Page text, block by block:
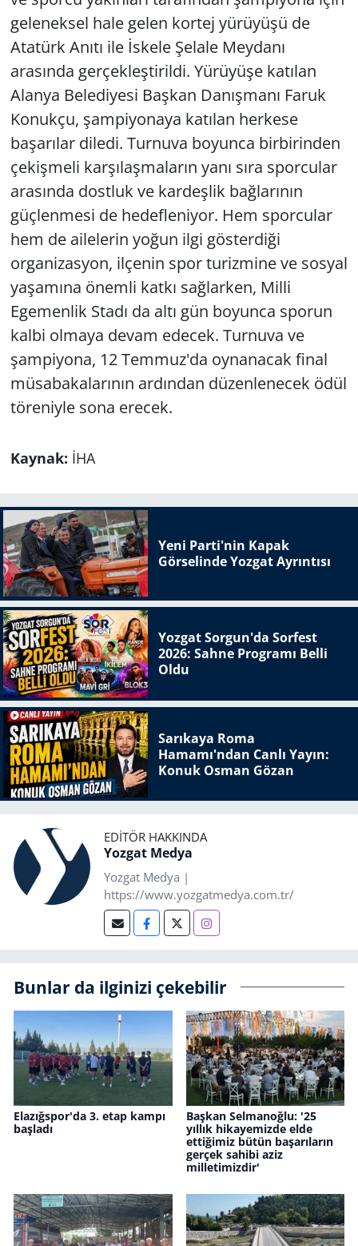
geleneksel hale gelen kortej yürüyüşü de
Atatürk Anıtı ile İskele Şelale Meydanı
arasında gerçekleştirildi. Yürüyüşe katılan
Alanya Belediyesi Başkan Danışmanı Faruk
Konukçu, şampiyonaya katılan herkese
başarılar diledi. Turnuva boyunca birbirinden
çekişmeli karşılaşmaların yanı sıra sporcular
arasında dostluk ve kardeşlik bağlarının
güçlenmesi de hedefleniyor. Hem sporcular
hem de ailelerin yoğun ilgi gösterdiği
organizasyon, ilçenin spor turizmine ve sosyal
yaşamına önemli katkı sağlarken, Milli
Egemenlik Stadı da altı gün boyunca sporun
kalbi olmaya devam edecek. Turnuva ve
şampiyona, 12 Temmuz'da oynanacak final
müsabakalarının ardından düzenlenecek ödül
töreniyle sona erecek.
Kaynak: İHA
Yeni Parti'nin Kapak
Görselinde Yozgat Ayrıntısı
Yozgat Sorgun'da Sorfest
2026: Sahne Programı Belli
Oldu
Sarıkaya Roma
Hamamı'ndan Canlı Yayın:
Konuk Osman Gözan
EDITÖR HAKKINDA
Yozgat Medya
Yozgat Medya |
https://www.yozgatmedya.com.tr/
Bunlar da ilginizi çekebilir
Elazığspor'da 3. etap kampı
başladı
Başkan Selmanoğlu: '25
yıllık hikayemizde elde
ettiğimiz bütün başarıların
gerçek sahibi aziz
milletimizdir'